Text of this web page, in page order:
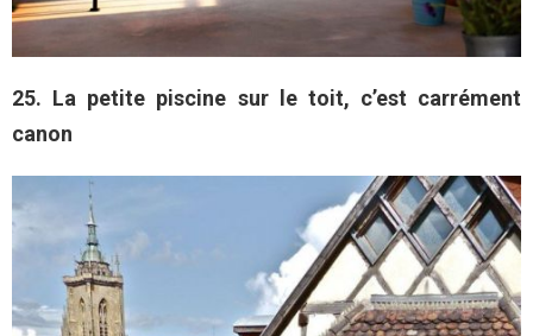
25. La petite piscine sur le toit, c’est carrément
canon